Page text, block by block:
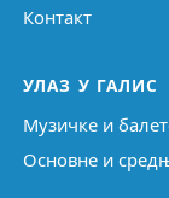
Контакт
УЛАЗ У ГАЛИС
Музичке и
Основне и